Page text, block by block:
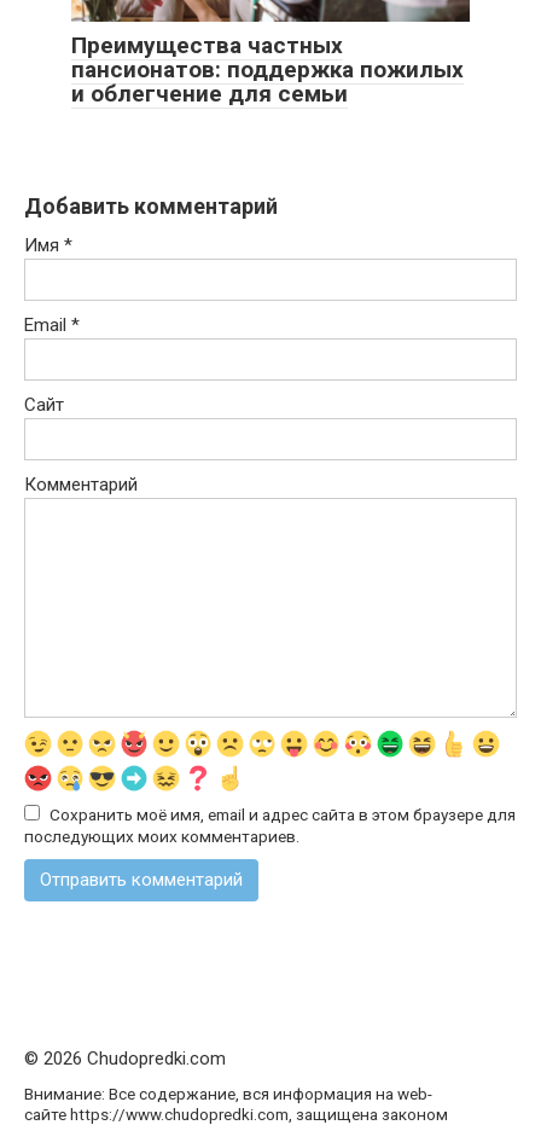
Преимущества частных
пансионатов: поддержка пожилых
и облегчение для семьи
Добавить комментарий
Имя *
Email *
Сайт
Комментарий
Сохранить моё имя, email и адрес сайта в этом браузере для
последующих моих комментариев.
© 2026 Chudopredki.com
Внимание: Все содержание, вся информация на web-
сайте https://www.chudopredki.com, защищена законом